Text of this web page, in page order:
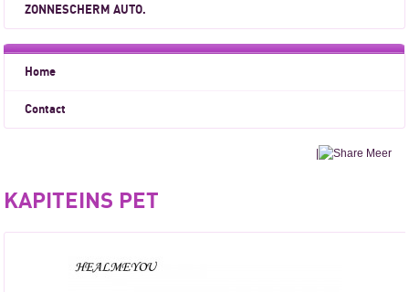
ZONNESCHERM AUTO.
Home
Contact
| Meer
KAPITEINS PET